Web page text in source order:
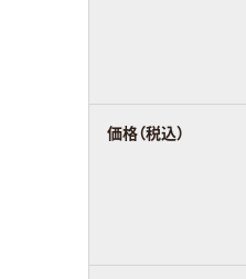
価格（税込）